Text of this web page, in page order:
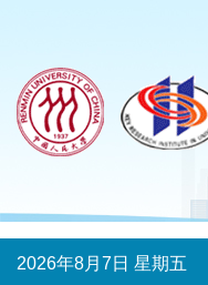
2026年8月7日 星期五